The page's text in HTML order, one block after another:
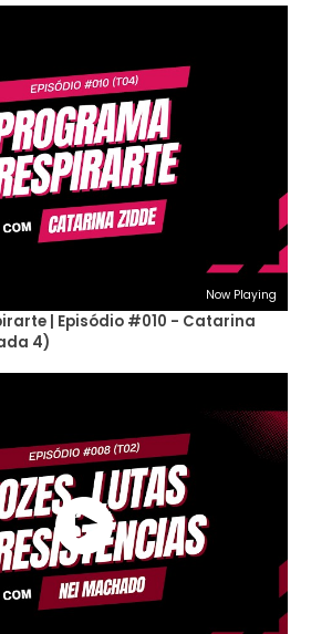
Now Playing
| Episódio #010 - Catarina
4)